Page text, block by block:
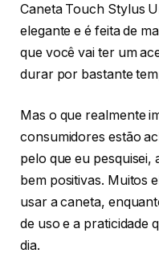
Caneta Touch Stylus
elegante e é feita de
que você vai ter um
durar por bastante
Mas o que realmente
consumidores estão
pelo que eu pesquisei,
bem positivas. Muitos
usar a caneta,
de uso e a praticidade
dia.